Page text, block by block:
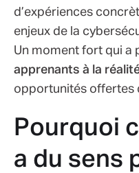
d’expériences
enjeux de la
Un moment fort qui a
apprenants à la
opportunités offertes
Pourquoi
a du sens